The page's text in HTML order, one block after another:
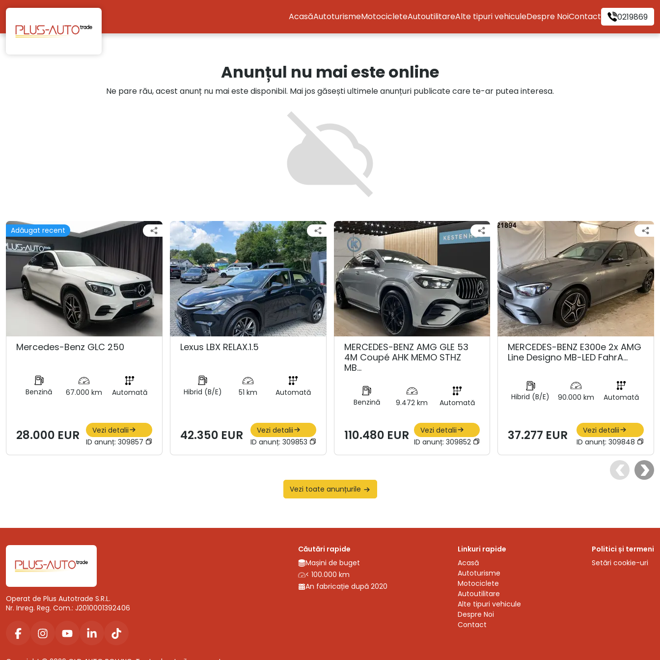
Mergi direct la conținutul principal
AcasăAutoturismeMotocicleteAutoutilitareAlte tipuri vehiculeDespre NoiContact 0219869
Anunțul nu mai este online
Ne pare rău, acest anunț nu mai este disponibil. Mai jos găsești ultimele anunțuri publicate care te-ar putea interesa.
Adăugat recent
Mercedes-Benz GLC 250
Benzină 67.000 km Automată
28.000 EUR
Vezi detalii
ID anunț: 309857
Lexus LBX RELAX.1.5
Hibrid (B/E) 51 km Automată
42.350 EUR
Vezi detalii
ID anunț: 309853
MERCEDES-BENZ AMG GLE 53
4M Coupé AHK MEMO STHZ
MB…
Benzină 9.472 km Automată
110.480 EUR
Vezi detalii
ID anunț:309852
MERCEDES-BENZ E300e 2x AMG
Line Designo MB-LED FahrA…
Hibrid (B/E) 90.000 km Automată
37.277 EUR
Vezi detalii
ID anunț: 309848
Vezi toate anunțurile
Operat de Plus Autotrade S.R.L.
Nr. Inreg. Reg. Com.: J2010001392406
Căutări rapide
Mașini de buget
< 100.000 km
An fabricație după 2020
Linkuri rapide
Acasă
Autoturisme
Motociclete
Autoutilitare
Alte tipuri vehicule
Despre Noi
Contact
Politici și termeni
Setări cookie-uri